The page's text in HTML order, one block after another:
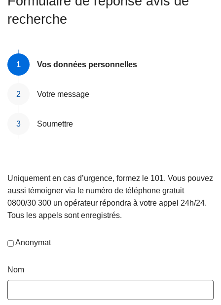
recherche
Vos données personnelles
Votre message
Soumettre
Uniquement en cas d’urgence, formez le 101. Vous pouvez
aussi témoigner via le numéro de téléphone gratuit
0800/30 300 un opérateur répondra à votre appel 24h/24.
Tous les appels sont enregistrés.
Anonymat
Nom